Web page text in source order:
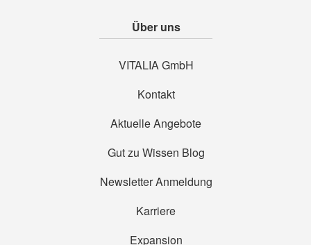
Über uns
VITALIA GmbH
Kontakt
Aktuelle Angebote
Gut zu Wissen Blog
Newsletter Anmeldung
Karriere
Expansion